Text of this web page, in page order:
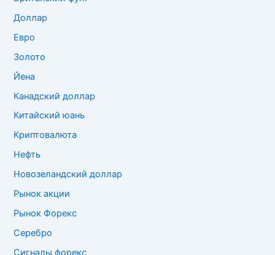
Доллар
Евро
Золото
Йена
Канадский доллар
Китайский юань
Криптовалюта
Нефть
Новозеландский доллар
Рынок акции
Рынок Форекс
Серебро
Сигналы форекс